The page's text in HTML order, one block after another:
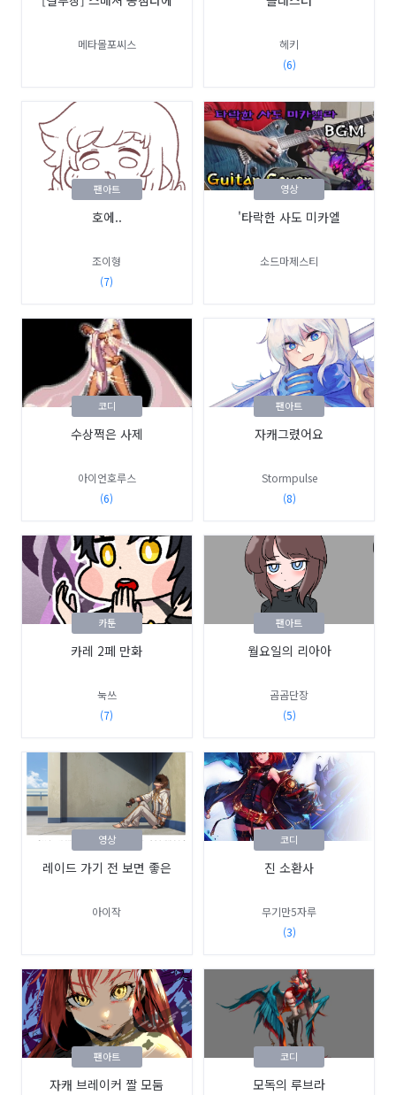
메타몰포씨스
헤키
(6)
호에..
조이형
(7)
팬아트
'타락한 사도 미카엘
소드마제스티
영상
수상쩍은 사제
아이언호루스
(6)
코디
자캐그렸어요
Stormpulse
(8)
팬아트
카레 2페 만화
눅쓰
(7)
카툰
월요일의 리아아
곰곰단장
(5)
팬아트
레이드 가기 전 보면 좋은
아이작
영상
진 소환사
무기만5자루
(3)
코디
자캐 브레이커 짤 모둠
팬아트
모독의 루브라
코디